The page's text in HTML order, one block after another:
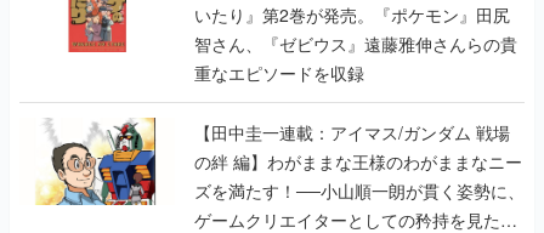
いたり』第2巻が発売。『ポケモン』田尻
智さん、『ゼビウス』遠藤雅伸さんらの貴
重なエピソードを収録
【田中圭一連載：アイマス/ガンダム 戦場
の絆 編】わがままな王様のわがままなニー
ズを満たす！──小山順一朗が貫く姿勢に、
ゲームクリエイターとしての矜持を見た